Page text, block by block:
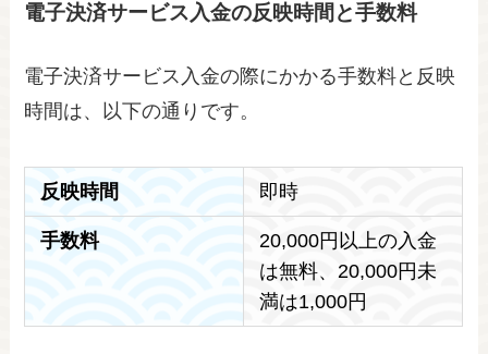
電子決済サービス入金の反映時間と手数料
電子決済サービス入金の際にかかる手数料と反映
時間は、以下の通りです。
反映時間 即時
手数料
20,000円以上の入金
は無料、20,000円未
満は1,000円